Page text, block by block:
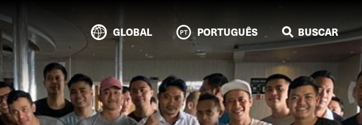
GLOBAL PORTUGUÊS BUSCAR